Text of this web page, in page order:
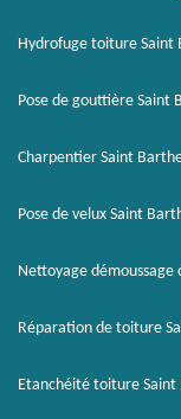
Hydrofuge toiture Saint
Pose de gouttière Saint
Charpentier Saint
Pose de velux Saint
Nettoyage
Réparation de toiture
Etanchéité toiture